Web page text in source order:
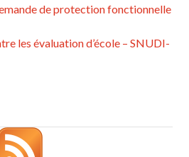
de protection fonctionnelle
les évaluation d’école – SNUDI-